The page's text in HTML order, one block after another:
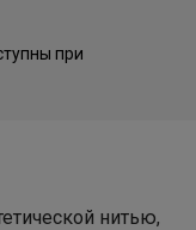
при
нитью,